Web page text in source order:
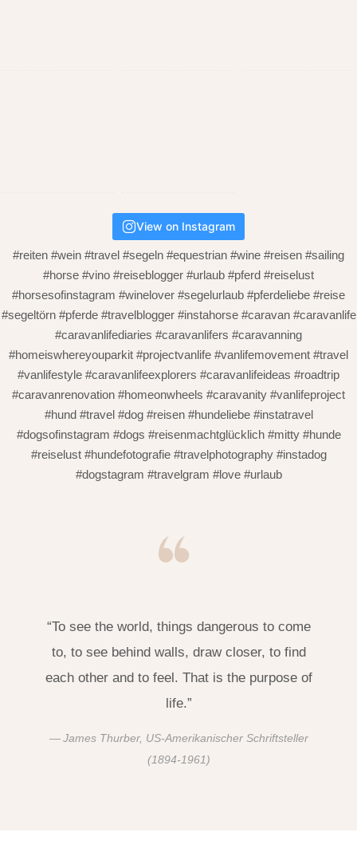
View on Instagram
#reiten #wein #travel #segeln #equestrian #wine #reisen #sailing
#horse #vino #reiseblogger #urlaub #pferd #reiselust
#horsesofinstagram #winelover #segelurlaub #pferdeliebe #reise
#segeltörn #pferde #travelblogger #instahorse #caravan #caravanlife
#caravanlifediaries #caravanlifers #caravanning
#homeiswhereyouparkit #projectvanlife #vanlifemovement #travel
#vanlifestyle #caravanlifeexplorers #caravanlifeideas #roadtrip
#caravanrenovation #homeonwheels #caravanity #vanlifeproject
#hund #travel #dog #reisen #hundeliebe #instatravel
#dogsofinstagram #dogs #reisenmachtglücklich #mitty #hunde
#reiselust #hundefotografie #travelphotography #instadog
#dogstagram #travelgram #love #urlaub
“To see the world, things dangerous to come
to, to see behind walls, draw closer, to find
each other and to feel. That is the purpose of
life.”
James Thurber, US-Amerikanischer Schriftsteller
(1894-1961)